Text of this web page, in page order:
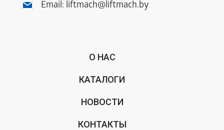
Email: liftmach@liftmach.by
О НАС
КАТАЛОГИ
НОВОСТИ
КОНТАКТЫ